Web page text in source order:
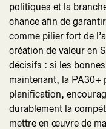
politiques et la
chance afin de
comme pilier fort de
création de valeur en
décisifs : si les
maintenant, la PA30+
planification,
durablement la
mettre en œuvre de